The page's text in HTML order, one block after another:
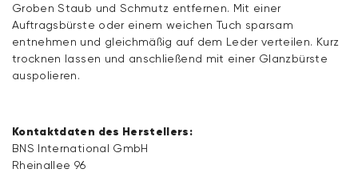
Groben Staub und Schmutz entfernen. Mit einer
Auftragsbürste oder einem weichen Tuch sparsam
entnehmen und gleichmäßig auf dem Leder verteilen. Kurz
trocknen lassen und anschließend mit einer Glanzbürste
auspolieren.
Kontaktdaten des Herstellers:
BNS International GmbH
Rheinallee 96